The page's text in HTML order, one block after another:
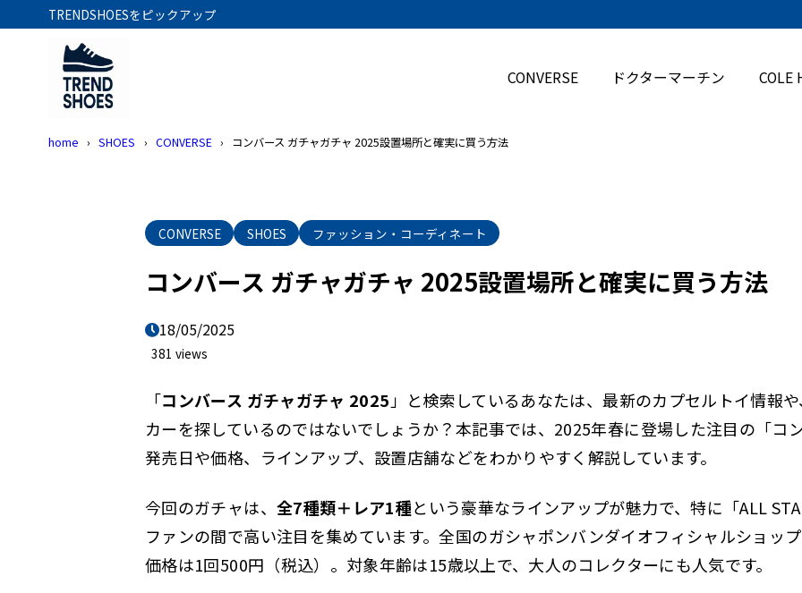
TRENDSHOESをピックアップ
CONVERSE ドクターマーチン COLE
home SHOES CONVERSE コンバース ガチャガチャ 2025設置場所と確実に買う方法
CONVERSE SHOES ファッション・コーディネート
コンバース ガチャガチャ 2025設置場所と確実に買う方法
18/05/2025
381 views
「コンバース ガチャガチャ 2025」と検索しているあなたは、最新のカプセルトイ情報
カーを探しているのではないでしょうか？本記事では、2025年春に登場した注目の「コ
発売日や価格、ラインアップ、設置店舗などをわかりやすく解説しています。
今回のガチャは、 全7種類＋レア1種という豪華なラインアップが魅力で、特に「ALL
ファンの間で高い注目を集めています。全国のガシャポンバンダイオフィシャルショッ
価格は1回500円（税込）。対象年齢は15歳以上で、大人のコレクターにも人気です。